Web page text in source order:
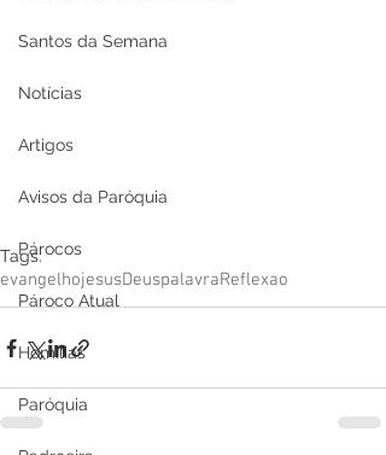
Santos da Semana
Notícias
Artigos
Avisos da Paróquia
Párocos
Pároco Atual
Homilias
Paróquia
Tags:
evangelhojesusDeuspalavraReflexao